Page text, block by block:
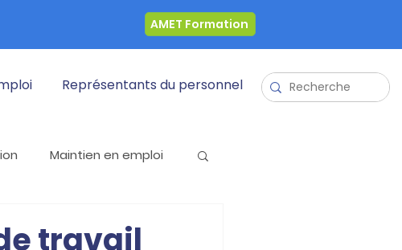
AMET Formation
Représentants du personnel
Maintien en emploi
travail